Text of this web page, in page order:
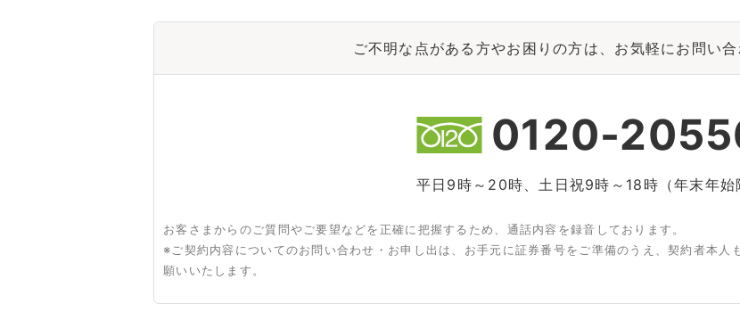
ご不明な点がある方やお困りの方は、お気軽にお問い合
0120-
平日9時～20時、土日祝9時～18時（年末年始
お客さまからのご質問やご要望などを正確に把握するため、通話内容を録音しております。
※ご契約内容についてのお問い合わせ・お申し出は、お手元に証券番号をご準備のうえ、契約者本人
願いいたします。